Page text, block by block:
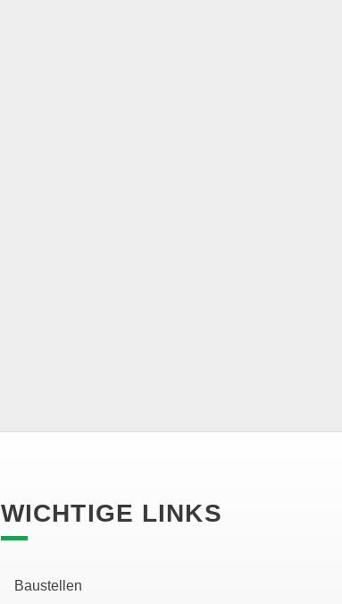
WICHTIGE LINKS
Baustellen